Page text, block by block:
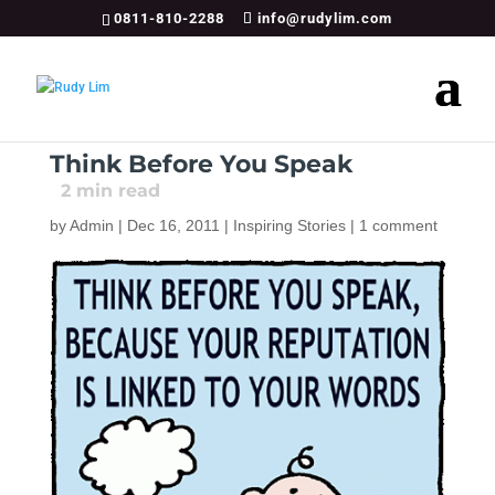
0811-810-2288 info@rudylim.com
Think Before You Speak
2min read
byAdmin | Dec 16, 2011 | Inspiring Stories| 1 comment